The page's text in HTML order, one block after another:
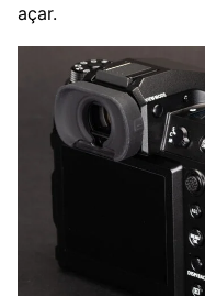
açar.